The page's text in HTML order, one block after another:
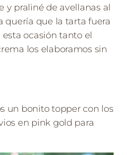
y praliné de avellanas al
quería que la tarta fuera
ocasión tanto el
los elaboramos sin
un bonito topper con los
en pink gold para